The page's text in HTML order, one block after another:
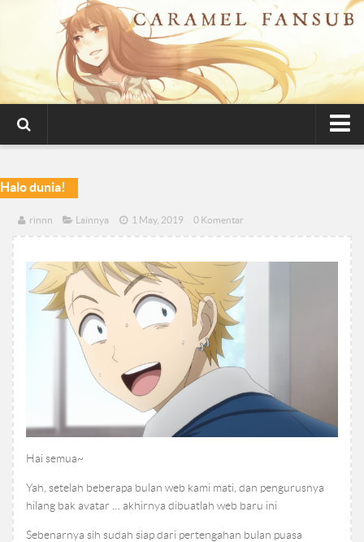
Garapan
Anime
Tentang
Relawan
Rekrutmen
Halo dunia!
rinnn Lainnya 1 May, 2019 0 Komentar
Hai semua~
Yah, setelah beberapa bulan web kami mati, dan pengurusnya
hilang bak avatar … akhirnya dibuatlah web baru ini
Sebenarnya sih sudah siap dari pertengahan bulan puasa